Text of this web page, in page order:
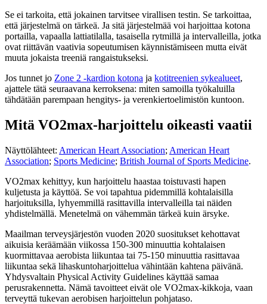
Se ei tarkoita, että jokainen tarvitsee virallisen testin. Se tarkoittaa,
että järjestelmä on tärkeä. Ja sitä järjestelmää voi harjoittaa kotona
portailla, vapaalla lattiatilalla, tasaisella rytmillä ja intervalleilla, jotka
ovat riittävän vaativia sopeutumisen käynnistämiseen mutta eivät
muuta jokaista treeniä rangaistukseksi.
Jos tunnet jo Zone 2 -kardion kotona ja kotitreenien sykealueet,
ajattele tätä seuraavana kerroksena: miten samoilla työkaluilla
tähdätään parempaan hengitys- ja verenkiertoelimistön kuntoon.
Mitä VO2max-harjoittelu oikeasti vaatii
Näyttölähteet: American Heart Association; American Heart
Association; Sports Medicine; British Journal of Sports Medicine.
VO2max kehittyy, kun harjoittelu haastaa toistuvasti hapen
kuljetusta ja käyttöä. Se voi tapahtua pidemmillä kohtalaisilla
harjoituksilla, lyhyemmillä rasittavilla intervalleilla tai näiden
yhdistelmällä. Menetelmä on vähemmän tärkeä kuin ärsyke.
Maailman terveysjärjestön vuoden 2020 suositukset kehottavat
aikuisia keräämään viikossa 150-300 minuuttia kohtalaisen
kuormittavaa aerobista liikuntaa tai 75-150 minuuttia rasittavaa
liikuntaa sekä lihaskuntoharjoittelua vähintään kahtena päivänä.
Yhdysvaltain Physical Activity Guidelines käyttää samaa
perusrakennetta. Nämä tavoitteet eivät ole VO2max-kikkoja, vaan
terveyttä tukevan aerobisen harjoittelun pohjataso.